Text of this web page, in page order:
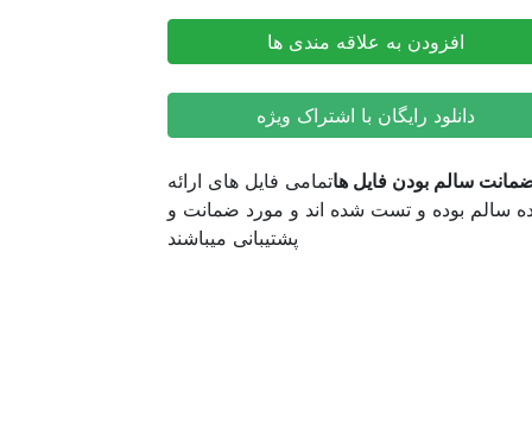
افزودن به علاقه مندی ها
دانلود رایگان با اشتراک ویژه
سالم بودن فایل هاتمامی فایل های ارائه
سالم بوده و تست شده اند و مورد ضمانت و
پشتیبانی میباشند